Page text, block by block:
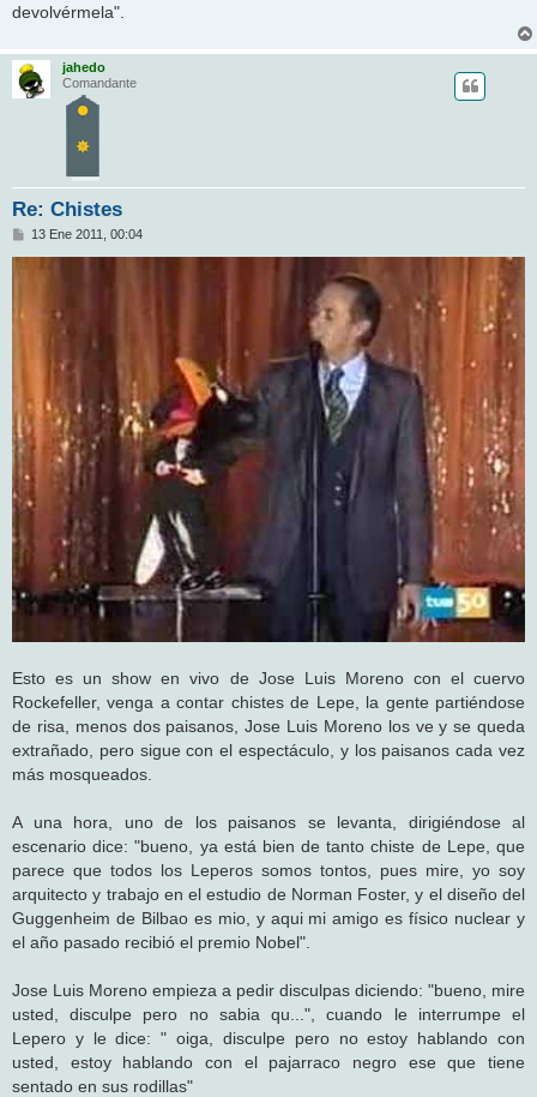
devolvérmela".
jahedo
Comandante
Re: Chistes
M13 Ene 2011, 00:04
Esto es un show en vivo de Jose Luis Moreno con el cuervo
Rockefeller, venga a contar chistes de Lepe, la gente partiéndose
de risa, menos dos paisanos, Jose Luis Moreno los ve y se queda
extrañado, pero sigue con el espectáculo, y los paisanos cada vez
más mosqueados.
A una hora, uno de los paisanos se levanta, dirigiéndose al
escenario dice: "bueno, ya está bien de tanto chiste de Lepe, que
parece que todos los Leperos somos tontos, pues mire, yo soy
arquitecto y trabajo en el estudio de Norman Foster, y el diseño del
Guggenheim de Bilbao es mio, y aqui mi amigo es físico nuclear y
el año pasado recibió el premio Nobel".
Jose Luis Moreno empieza a pedir disculpas diciendo: "bueno, mire
usted, disculpe pero no sabia qu...", cuando le interrumpe el
Lepero y le dice: " oiga, disculpe pero no estoy hablando con
usted, estoy hablando con el pajarraco negro ese que tiene
sentado en sus rodillas"